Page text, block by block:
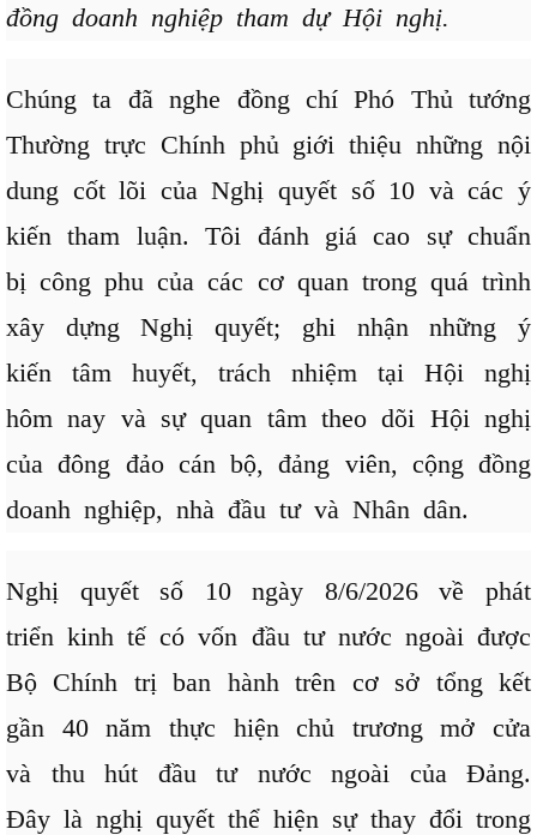
đồng doanh nghiệp tham dự Hội nghị.
Chúng ta đã nghe đồng chí Phó Thủ tướng
Thường trực Chính phủ giới thiệu những nội
dung cốt lõi của Nghị quyết số 10 và các ý
kiến tham luận. Tôi đánh giá cao sự chuẩn
bị công phu của các cơ quan trong quá trình
xây dựng Nghị quyết; ghi nhận những ý
kiến tâm huyết, trách nhiệm tại Hội nghị
hôm nay và sự quan tâm theo dõi Hội nghị
của đông đảo cán bộ, đảng viên, cộng đồng
doanh nghiệp, nhà đầu tư và Nhân dân.
Nghị quyết số 10 ngày 8/6/2026 về phát
triển kinh tế có vốn đầu tư nước ngoài được
Bộ Chính trị ban hành trên cơ sở tổng kết
gần 40 năm thực hiện chủ trương mở cửa
và thu hút đầu tư nước ngoài của Đảng.
Đây là nghị quyết thể hiện sự thay đổi trong